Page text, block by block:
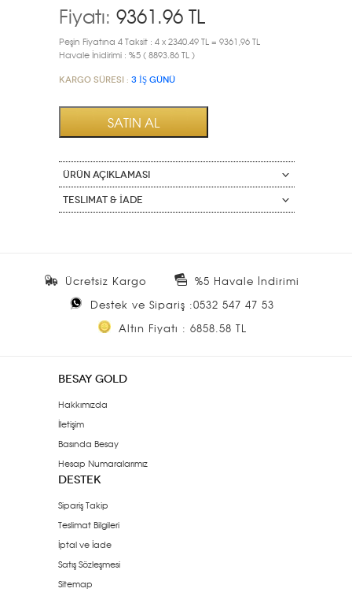
Fiyatı: 9361.96 TL
Peşin Fiyatına 4 Taksit : 4 x 2340.49 TL = 9361,96 TL
Havale İnidirimi : %5 ( 8893.86 TL )
Kargo Süresi : 3 İŞ GÜNÜ
ÜRÜN AÇIKLAMASI
Teslimat & İade
Ücretsiz Kargo
%5 Havale İndirimi
Destek ve Sipariş :0532 547 47 53
Altın Fiyatı : 6858.58 TL
BESAY GOLD
Hakkımızda
İletişim
Basında Besay
Hesap Numaralarımız
DESTEK
Sipariş Takip
Teslimat Bilgileri
İptal ve İade
Satış Sözleşmesi
Sitemap